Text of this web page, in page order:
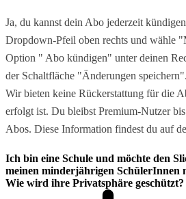
Ja, du kannst dein Abo jederzeit
Dropdown-Pfeil oben rechts und wähle
Option " Abo kündigen" unter deinen
der Schaltfläche "Änderungen speichern".
Wir bieten keine Rückerstattung für die
erfolgt ist. Du bleibst Premium-Nutzer
Abos. Diese Information findest du auf
Ich bin eine Schule und möchte den
meinen minderjährigen SchülerInnen
Wie wird ihre Privatsphäre geschützt?